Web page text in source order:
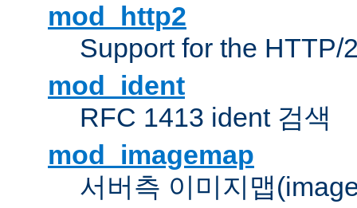
mod_http2
Support for the HTTP/
mod_ident
RFC 1413 ident 검색
mod_imagemap
서버측 이미지맵